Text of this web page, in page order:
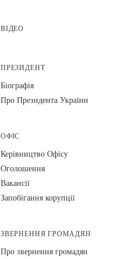
ВІДЕО
ПРЕЗИДЕНТ
Біографія
Про Президента України
ОФІС
Керівництво Офісу
Оголошення
Вакансії
Запобігання корупції
ЗВЕРНЕННЯ ГРОМАДЯН
Про звернення громадян